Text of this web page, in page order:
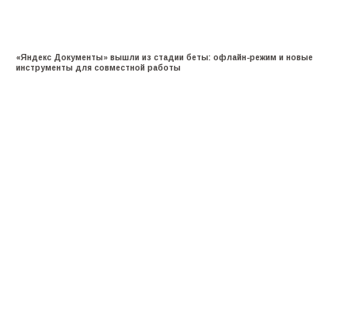
«Яндекс Документы» вышли из стадии беты: офлайн-режим и новые
инструменты для совместной работы